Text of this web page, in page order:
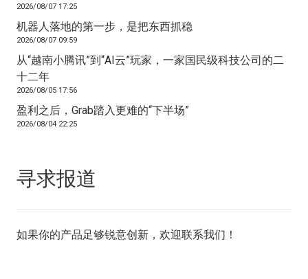
2026/08/07 17:25
机器人落地的第一步，是把东西抓稳
2026/08/07 09:59
从“越南小腾讯”到“AI云”玩家，一家国民级科技公司的二
十二年
2026/08/05 17:56
盈利之后，Grab踏入更难的“下半场”
2026/08/04 22:25
寻求报道
如果你的产品足够锐意创新，欢迎联系我们 ！